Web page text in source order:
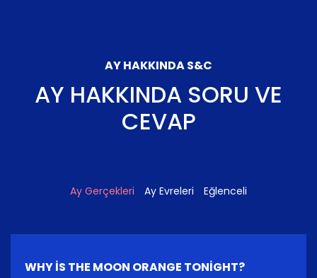
AY HAKKINDA S&C
AY HAKKINDA SORU VE
CEVAP
Ay Gerçekleri Ay Evreleri Eğlenceli
WHY IS THE MOON ORANGE TONIGHT?